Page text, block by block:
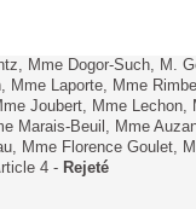
Mme Dogor-Such, M.
Mme Laporte, Mme
Joubert, Mme
Marais-Beuil, Mme
Mme Florence Goulet,
4 - Rejeté